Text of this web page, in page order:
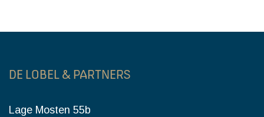
DE LOBEL & PARTNERS
Lage Mosten 55b